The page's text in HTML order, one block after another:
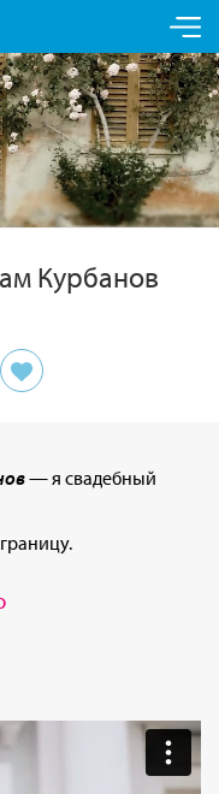
Курбанов
— я свадебный